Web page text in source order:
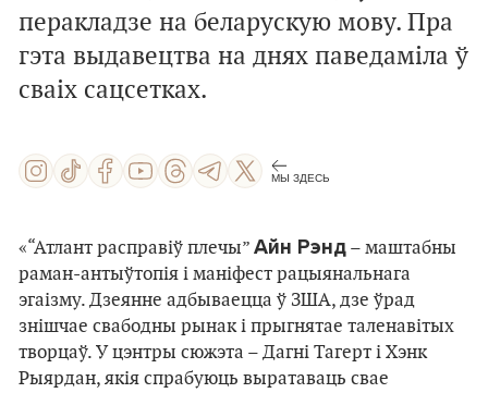
перакладзе на беларускую мову. Пра
гэта выдавецтва на днях паведаміла ў
сваіх сацсетках.
МЫ ЗДЕСЬ
«“Атлант расправіў плечы” Айн Рэнд – маштабны
раман-антыўтопія і маніфест рацыянальнага
эгаізму. Дзеянне адбываецца ў ЗША, дзе ўрад
знішчае свабодны рынак і прыгнятае таленавітых
творцаў. У цэнтры сюжэта – Дагні Тагерт і Хэнк
Рыярдан, якія спрабуюць выратаваць свае